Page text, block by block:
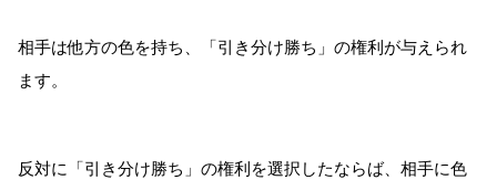
相手は他方の色を持ち、「引き分け勝ち」の権利が与えられ
ます。
反対に「引き分け勝ち」の権利を選択したならば、相手に色